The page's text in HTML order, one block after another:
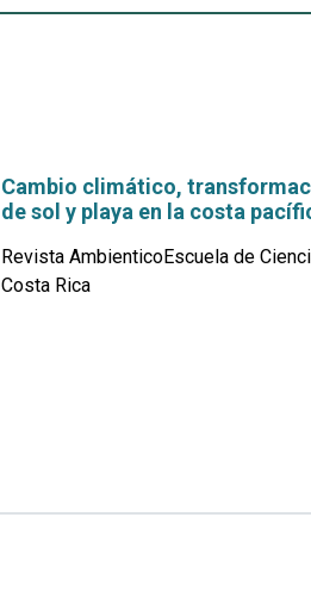
Cambio climático,
de sol y playa en la costa
Revista AmbienticoEscuela de
Costa Rica